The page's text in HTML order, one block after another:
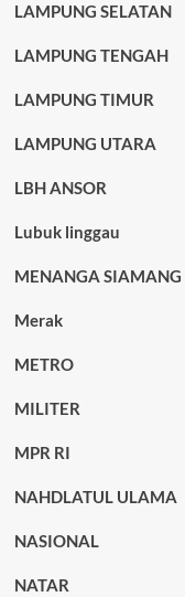
LAMPUNG SELATAN
LAMPUNG TENGAH
LAMPUNG TIMUR
LAMPUNG UTARA
LBH ANSOR
Lubuk linggau
MENANGA SIAMANG
Merak
METRO
MILITER
MPR RI
NAHDLATUL ULAMA
NASIONAL
NATAR